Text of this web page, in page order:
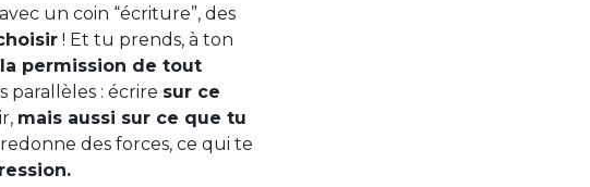
un coin “écriture”, des
! Et tu prends, à ton
permission de tout
parallèles : écrire sur ce
mais aussi sur ce que tu
des forces, ce qui te